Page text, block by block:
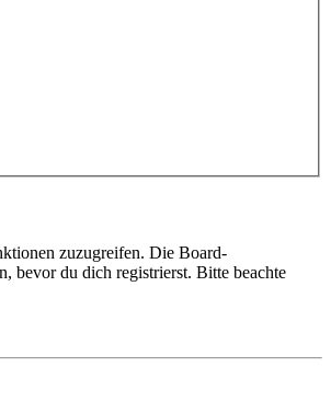
zuzugreifen. Die Board-
bevor du dich registrierst. Bitte beachte